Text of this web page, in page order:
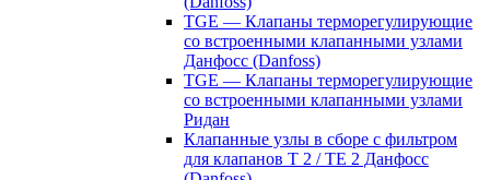
TGE — Клапаны терморегулирующие
со встроенными клапанными узлами
Данфосс (Danfoss)
TGE — Клапаны терморегулирующие
со встроенными клапанными узлами
Ридан
Клапанные узлы в сборе с фильтром
для клапанов T 2 / TE 2 Данфосс